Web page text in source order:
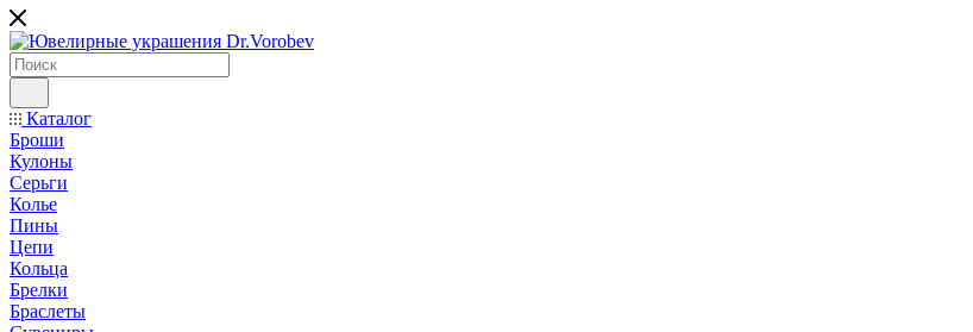
Каталог
Броши
Кулоны
Серьги
Колье
Пины
Цепи
Кольца
Брелки
Браслеты